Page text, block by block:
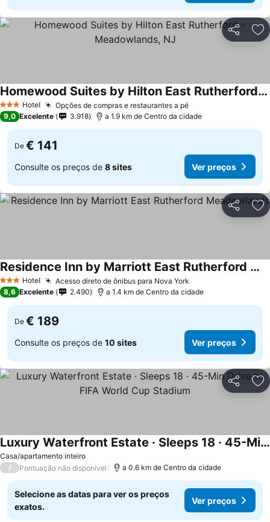
Partilhar
3 EstrelasHotel Opções de compras e restaurantes a pé
Homewood Suites by Hilton East Rutherford - Meadowlands, NJ
9,0 Excelente 3.918 a 1.9 km de Centro da cidade
De € 141
Consulte os preços de 8 sites Ver preços
Partilhar
3 EstrelasHotel Acesso direto de ônibus para Nova York
Residence Inn by Marriott East Rutherford Meadowlands
8,6 Excelente 2.490 a 1.4 km de Centro da cidade
De € 189
Consulte os preços de 10 sites Ver preços
Partilhar
Casa/apartamento inteiro
Luxury Waterfront Estate · Sleeps 18 · 45-Min Drive to FIFA World Cup Stadium
/ Pontuação não disponível a 0.6 km de Centro da cidade
Selecione as datas para ver os preços
exatos.
Ver preços